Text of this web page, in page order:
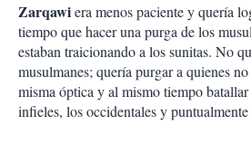
Zarqawiera menos paciente y quería
tiempo que hacer una purga de los
estaban traicionando a los sunitas. No
musulmanes; quería purgar a quienes
misma óptica y al mismo tiempo
infieles, los occidentales y puntualmente